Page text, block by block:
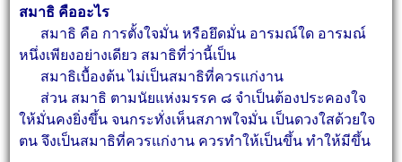
สมาธิ คืออะไร
สมาธิ คือ การตั้งใจมั่น หรือยึดมั่น อารมณ์ใด อารมณ์
หนึ่งเพียงอย่างเดียว สมาธิที่ว่านี้เป็น
สมาธิเบื้องต้น ไม่เป็นสมาธิที่ควรแก่งาน
ส่วน สมาธิ ตามนัยแห่งมรรค ๘ จำเป็นต้องประคองใจ
ให้มั่นคงยิ่งขึ้น จนกระทั่งเห็นสภาพใจมั่น เป็นดวงใสด้วยใจ
ตน จึงเป็นสมาธิที่ควรแก่งาน ควรทำให้เป็นขึ้น ทำให้มีขึ้น